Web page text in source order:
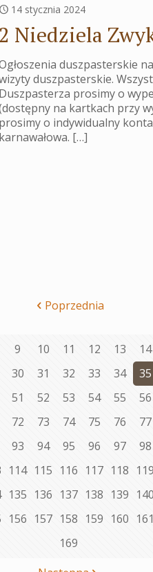
14 stycznia 2024
2 Niedziela
duszpasterskie
duszpasterskie.
Duszpasterza prosimy o
na kartkach przy
prosimy o indywidualny
karnawałowa. […]
Poprzednia
9 10 11 12 13 14
30 31 32 33 34 35
51 52 53 54 55 56
72 73 74 75 76 77
93 94 95 96 97 98
114 115 116 117 118 119
135 136 137 138 139 140
156 157 158 159 160 161
169